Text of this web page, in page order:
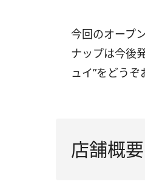
今回のオープ
ナップは今後
ュイ”をどうぞ
店舗概要